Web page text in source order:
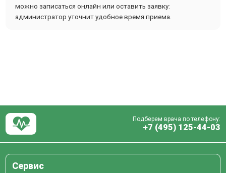
можно записаться онлайн или оставить заявку:
администратор уточнит удобное время приема.
Подберем врача по телефону:
+7 (495) 125-44-03
Сервис